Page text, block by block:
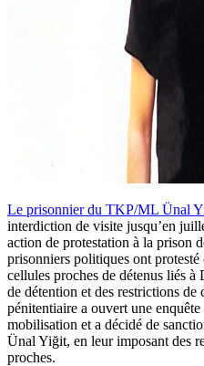
Le prisonnier du TKP/ML Ünal
interdiction de visite jusqu’en
action de protestation à la prison
prisonniers politiques ont
cellules proches de détenus liés
de détention et des restrictions
pénitentiaire a ouvert une
mobilisation et a décidé de
Ünal Yiğit, en leur imposant des
proches.